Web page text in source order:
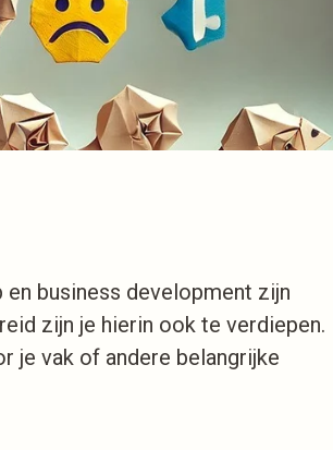
business development zijn
zijn je hierin ook te verdiepen.
je vak of andere belangrijke